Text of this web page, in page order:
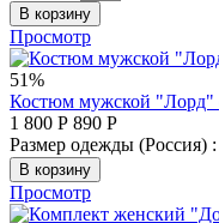
В корзину
Просмотр
51%
Костюм мужской
1 800 Р 890 Р
Размер одежды (Россия) :
В корзину
Просмотр